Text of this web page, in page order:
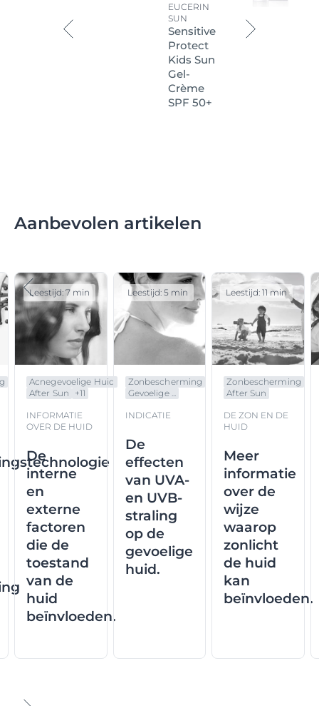
EUCERIN
SUN
Sensitive
Protect
Kids Sun
Gel-
Crème
SPF 50+
Aanbevolen artikelen
Acnegevoelige Huid
After Sun
+11
INFORMATIE
OVER DE HUID
De
interne
en
externe
factoren
die de
toestand
van de
huid
beïnvloeden.
Leestijd: 7 min
Zonbescherming
Gevoelige ...
INDICATIE
De
effecten
van UVA-
en UVB-
straling
op de
gevoelige
huid.
Leestijd: 5 min
Zonbescherming
After Sun
DE ZON EN DE
HUID
Meer
informatie
over de
wijze
waarop
zonlicht
de huid
kan
beïnvloeden.
Leestijd: 11 min